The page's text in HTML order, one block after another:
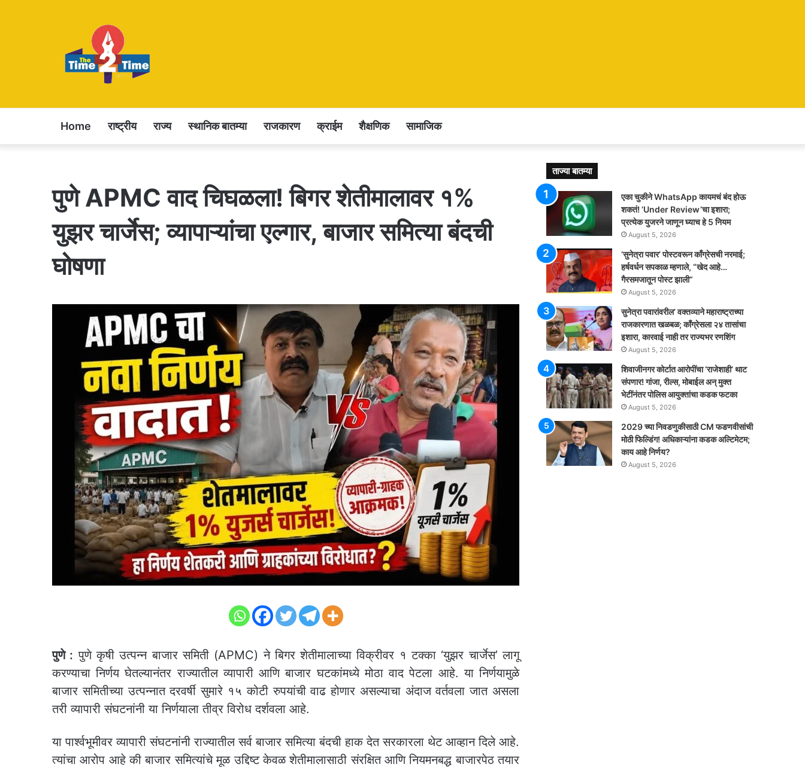
Home राष्ट्रीय राज्य स्थानिक बातम्या राजकारण क्राईम शैक्षणिक सामाजिक
पुणे APMC वाद चिघळला! बिगर शेतीमालावर १%
युझर चार्जेस; व्यापाऱ्यांचा एल्गार, बाजार समित्या बंदची
घोषणा
पुणे : पुणे कृषी उत्पन्न बाजार समिती (APMC) ने बिगर शेतीमालाच्या विक्रीवर १ टक्का ‘युझर चार्जेस’ लागू
करण्याचा निर्णय घेतल्यानंतर राज्यातील व्यापारी आणि बाजार घटकांमध्ये मोठा वाद पेटला आहे. या निर्णयामुळे
बाजार समितीच्या उत्पन्नात दरवर्षी सुमारे १५ कोटी रुपयांची वाढ होणार असल्याचा अंदाज वर्तवला जात असला
तरी व्यापारी संघटनांनी या निर्णयाला तीव्र विरोध दर्शवला आहे.
या पार्श्वभूमीवर व्यापारी संघटनांनी राज्यातील सर्व बाजार समित्या बंदची हाक देत सरकारला थेट आव्हान दिले आहे.
त्यांचा आरोप आहे की बाजार समित्यांचे मूळ उद्दिष्ट केवळ शेतीमालासाठी संरक्षित आणि नियमनबद्ध बाजारपेठ तयार
ताज्या बातम्या
एका चुकीने WhatsApp कायमचं बंद होऊ
शकतं! ‘Under Review’चा इशारा;
प्रत्येक युजरने जाणून घ्याच हे 5 नियम
August 5, 2026
‘सुनेत्रा पवार’ पोस्टवरून काँग्रेसची नरमाई;
हर्षवर्धन सपकाळ म्हणाले, “खेद आहे…
गैरसमजातून पोस्ट झाली”
August 5, 2026
सुनेत्रा पवारांवरील’ वक्तव्याने महाराष्ट्राच्या
राजकारणात खळबळ; काँग्रेसला २४ तासांचा
इशारा, कारवाई नाही तर राज्यभर रणशिंग
August 5, 2026
शिवाजीनगर कोर्टात आरोपींचा ‘राजेशाही’ थाट
संपणार! गांजा, रील्स, मोबाईल अन् मुक्त
भेटींनंतर पोलिस आयुक्तांचा कडक फटका
August 5, 2026
2029 च्या निवडणुकीसाठी CM फडणवीसांची
मोठी फिल्डिंग! अधिकाऱ्यांना कडक अल्टिमेटम;
काय आहे निर्णय?
August 5, 2026